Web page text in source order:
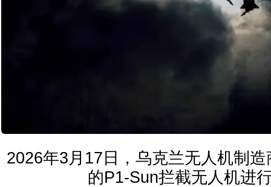
2026年3月17日，乌克兰无人机制
的P1-Sun拦截无人机进